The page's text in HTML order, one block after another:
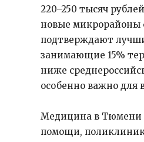
220–250 тысяч
новые микрорайоны
подтверждают
занимающие 15%
ниже
особенно важно для
Медицина в Тюмени
помощи,